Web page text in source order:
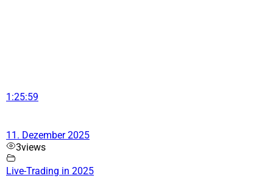
1:25:59
11. Dezember 2025
3views
Live-Trading in 2025